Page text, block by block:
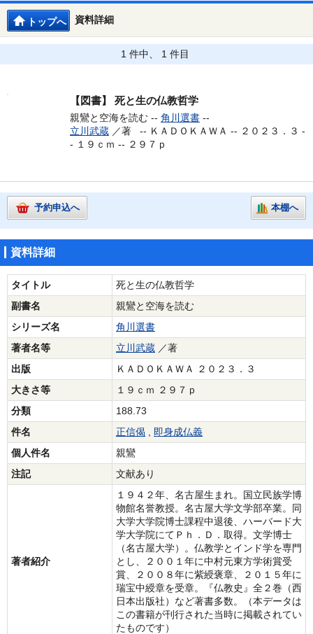
資料詳細
トップへ
1 件中、 1 件目
【図書】 死と生の仏教哲学
親鸞と空海を読む -- 角川選書 --
立川武蔵 ／著 -- ＫＡＤＯＫＡＷＡ -- ２０２３．３ -
- １９ｃｍ -- ２９７ｐ
予約申込へ 本棚へ
資料詳細
タイトル
死と生の仏教哲学
副書名
親鸞と空海を読む
シリーズ名
角川選書
著者名等
立川武蔵 ／著
出版
ＫＡＤＯＫＡＷＡ ２０２３．３
大きさ等
１９ｃｍ ２９７ｐ
分類
188.73
件名
正信偈 , 即身成仏義
個人件名
親鸞
注記
文献あり
著者紹介
１９４２年、名古屋生まれ。国立民族学博
物館名誉教授。名古屋大学文学部卒業。同
大学大学院博士課程中退後、ハーバード大
学大学院にてＰｈ．Ｄ．取得。文学博士
（名古屋大学）。仏教学とインド学を専門
とし、２００１年に中村元東方学術賞受
賞、２００８年に紫綬褒章、２０１５年に
瑞宝中綬章を受章。『仏教史』全２巻（西
日本出版社）など著書多数。（本データは
この書籍が刊行された当時に掲載されてい
たものです）